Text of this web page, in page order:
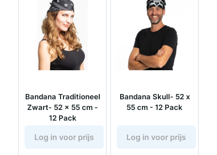
Bandana Traditioneel
Zwart- 52 x 55 cm -
12 Pack
Log in voor prijs
Bandana Skull- 52 x
55 cm - 12 Pack
Log in voor prijs